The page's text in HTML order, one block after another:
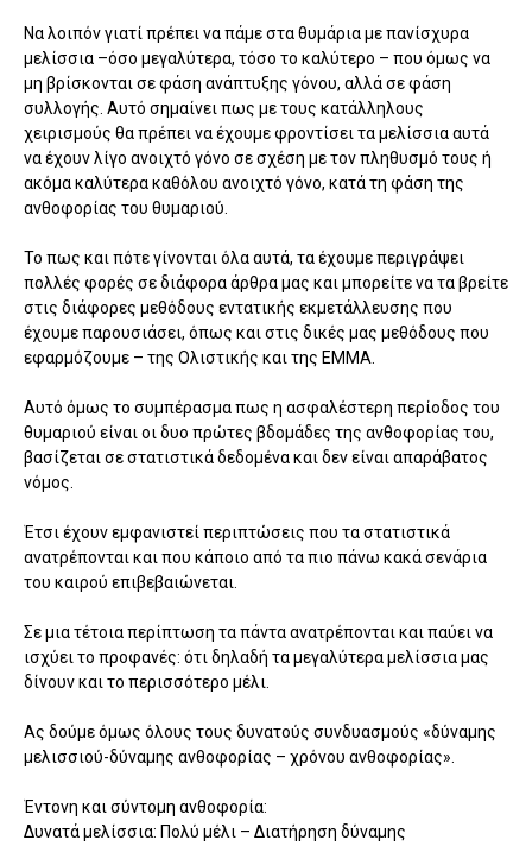
Να λοιπόν γιατί πρέπει να πάμε στα θυμάρια με πανίσχυρα
μελίσσια –όσο μεγαλύτερα, τόσο το καλύτερο – που όμως να
μη βρίσκονται σε φάση ανάπτυξης γόνου, αλλά σε φάση
συλλογής. Αυτό σημαίνει πως με τους κατάλληλους
χειρισμούς θα πρέπει να έχουμε φροντίσει τα μελίσσια αυτά
να έχουν λίγο ανοιχτό γόνο σε σχέση με τον πληθυσμό τους ή
ακόμα καλύτερα καθόλου ανοιχτό γόνο, κατά τη φάση της
ανθοφορίας του θυμαριού.
Το πως και πότε γίνονται όλα αυτά, τα έχουμε περιγράψει
πολλές φορές σε διάφορα άρθρα μας και μπορείτε να τα βρείτε
στις διάφορες μεθόδους εντατικής εκμετάλλευσης που
έχουμε παρουσιάσει, όπως και στις δικές μας μεθόδους που
εφαρμόζουμε – της Ολιστικής και της ΕΜΜΑ.
Αυτό όμως το συμπέρασμα πως η ασφαλέστερη περίοδος του
θυμαριού είναι οι δυο πρώτες βδομάδες της ανθοφορίας του,
βασίζεται σε στατιστικά δεδομένα και δεν είναι απαράβατος
νόμος.
Έτσι έχουν εμφανιστεί περιπτώσεις που τα στατιστικά
ανατρέπονται και που κάποιο από τα πιο πάνω κακά σενάρια
του καιρού επιβεβαιώνεται.
Σε μια τέτοια περίπτωση τα πάντα ανατρέπονται και παύει να
ισχύει το προφανές: ότι δηλαδή τα μεγαλύτερα μελίσσια μας
δίνουν και το περισσότερο μέλι.
Ας δούμε όμως όλους τους δυνατούς συνδυασμούς «δύναμης
μελισσιού-δύναμης ανθοφορίας – χρόνου ανθοφορίας».
Έντονη και σύντομη ανθοφορία:
Δυνατά μελίσσια: Πολύ μέλι – Διατήρηση δύναμης